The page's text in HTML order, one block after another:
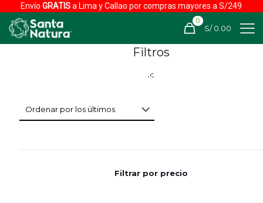
EnvíoGRATISa Lima y Callao por compras mayores a S/249
0
S/ 0.00
Filtros
Filtrar por precio